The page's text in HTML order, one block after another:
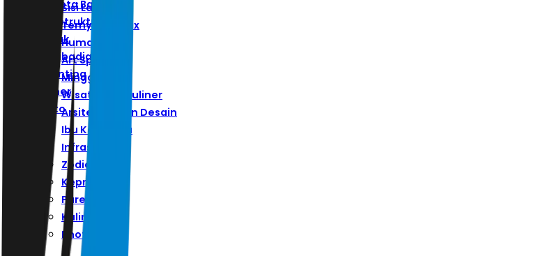
Ibu Kota Baru
Infrastruktur
Zodiak
Kepribadian
Parenting
Kuliner
Photo
Sisi Lain
Ternyata Hoax
Humaniora
Art Space
Minggu
Wisata Dan Kuliner
Arsitektur Dan Desain
Ibu Kota Baru
Infrastruktur
Zodiak
Kepribadian
Parenting
Kuliner
Photo